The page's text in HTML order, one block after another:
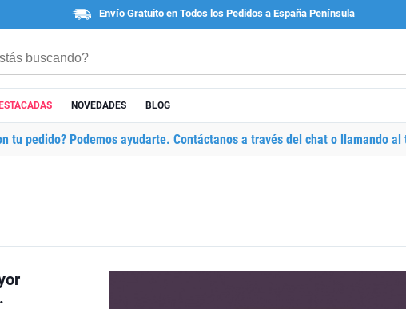
Envío Gratuito en Todos los Pedidos a España Península
NOVEDADES BLOG
tu pedido? Podemos ayudarte. Contáctanos a través del chat o llamando